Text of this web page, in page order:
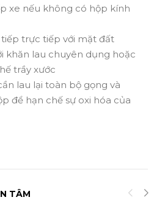
xe nếu không có hộp kính
trực tiếp với mặt đất
khăn lau chuyên dụng hoặc
trầy xước
lau lại toàn bộ gọng và
để hạn chế sự oxi hóa của
TÂM